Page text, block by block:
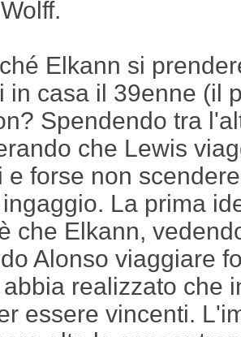
Elkann si
in casa il 39enne (il
Spendendo tra
che Lewis
e forse non
La prima
che Elkann,
Alonso viaggiare
realizzato che
essere vincenti.